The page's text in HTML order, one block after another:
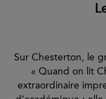
Sur Chesterton, le
« Quand on lit
extraordinaire